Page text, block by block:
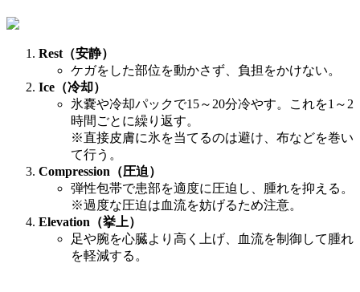
Rest（安静）
ケガをした部位を動かさず、負担をかけない。
Ice（冷却）
氷嚢や冷却パックで15～20分冷やす。これを1～2
時間ごとに繰り返す。
※直接皮膚に氷を当てるのは避け、布などを巻い
て行う。
Compression（圧迫）
弾性包帯で患部を適度に圧迫し、腫れを抑える。
※過度な圧迫は血流を妨げるため注意。
Elevation（挙上）
足や腕を心臓より高く上げ、血流を制御して腫れ
を軽減する。